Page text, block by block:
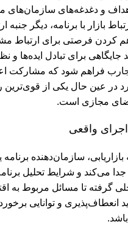
و دغدغه‌های سازمان‌های
بازار با برنامه، دیگر
کردن فرصتی برای ارتباط
جایگاهی برای تبادل ایده‌ها و
فراهم شود که مشارکت
در عین حال یکی از
مجازی است.
واقعی
سازمان‌دهنده برنامه
می‌کند و شرایط تحلیل
گرفته تا مسائل مربوط به
انعطاف‌پذیری و توانایی